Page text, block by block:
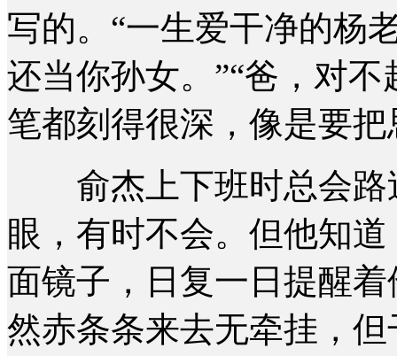
写的。“一生爱干净的杨
还当你孙女。”“爸，对
笔都刻得很深，像是要
俞杰上下班时总会路
眼，有时不会。但他知
面镜子，日复一日提醒
然赤条条来去无牵挂，